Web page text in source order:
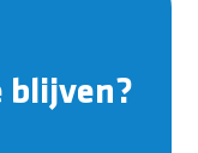
blijven?